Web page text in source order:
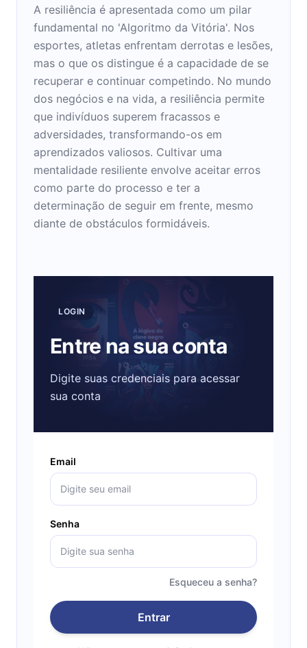
A resiliência é apresentada como um pilar
fundamental no 'Algoritmo da Vitória'. Nos
esportes, atletas enfrentam derrotas e lesões,
mas o que os distingue é a capacidade de se
recuperar e continuar competindo. No mundo
dos negócios e na vida, a resiliência permite
que indivíduos superem fracassos e
adversidades, transformando-os em
aprendizados valiosos. Cultivar uma
mentalidade resiliente envolve aceitar erros
como parte do processo e ter a
determinação de seguir em frente, mesmo
diante de obstáculos formidáveis.
LOGIN
Entre na sua conta
Digite suas credenciais para acessar
sua conta
Email
Senha
Esqueceu a senha?
Entrar